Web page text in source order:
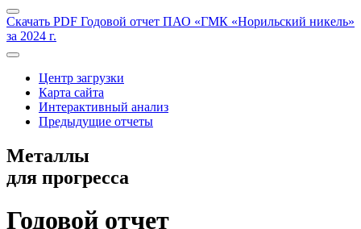
Скачать PDF Годовой отчет ПАО «ГМК «Норильский никель»
за 2024 г.
Центр загрузки
Карта сайта
Интерактивный анализ
Предыдущие отчеты
Металлы
для прогресса
Годовой отчет